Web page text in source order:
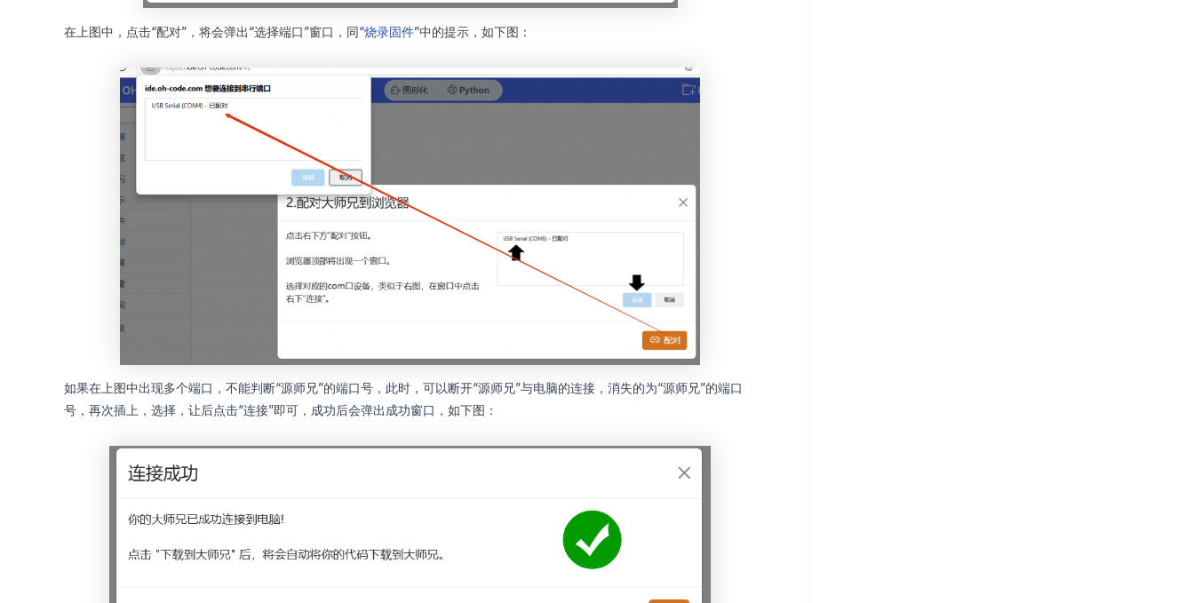
在上图中，点击“配对”，将会弹出“选择端口”窗口，同“烧录固件”中的提示，如下图：
如果在上图中出现多个端口，不能判断“源师兄”的端口号，此时，可以断开“源师兄”与电脑的连接，消失的为“源师兄”的端口
号，再次插上，选择，让后点击“连接”即可，成功后会弹出成功窗口，如下图：